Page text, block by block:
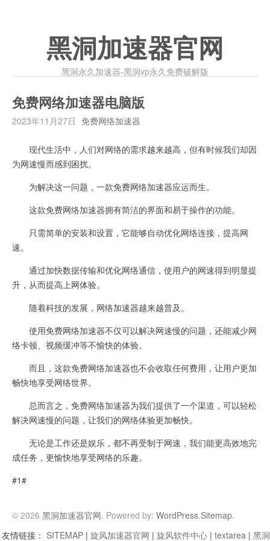
黑洞加速器官网
黑洞永久加速器-黑洞vp永久免费破解版
免费网络加速器电脑版
2023年11月27日 免费网络加速器
现代生活中，人们对网络的需求越来越高，但有时候我们却因
为网速慢而感到困扰。
为解决这一问题，一款免费网络加速器应运而生。
这款免费网络加速器拥有简洁的界面和易于操作的功能。
只需简单的安装和设置，它能够自动优化网络连接，提高网
速。
通过加快数据传输和优化网络通信，使用户的网速得到明显提
升，从而提高上网体验。
随着科技的发展，网络加速器越来越普及。
使用免费网络加速器不仅可以解决网速慢的问题，还能减少网
络卡顿、视频缓冲等不愉快的体验。
而且，这款免费网络加速器也不会收取任何费用，让用户更加
畅快地享受网络世界。
总而言之，免费网络加速器为我们提供了一个渠道，可以轻松
解决网速慢的问题，让我们的网络体验更加畅快。
无论是工作还是娱乐，都不再受制于网速，我们能更高效地完
成任务，更愉快地享受网络的乐趣。
#1#
© 2026 黑洞加速器官网. Powered by: WordPress.Sitemap.
友情链接： SITEMAP | 旋风加速器官网 | 旋风软件中心 | textarea | 黑